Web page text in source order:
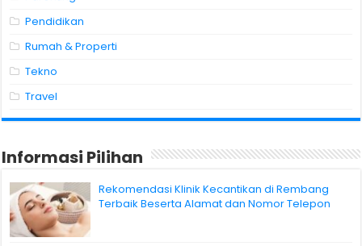
Pendidikan
Rumah & Properti
Tekno
Travel
Informasi Pilihan
Rekomendasi Klinik Kecantikan di Rembang
Terbaik Beserta Alamat dan Nomor Telepon